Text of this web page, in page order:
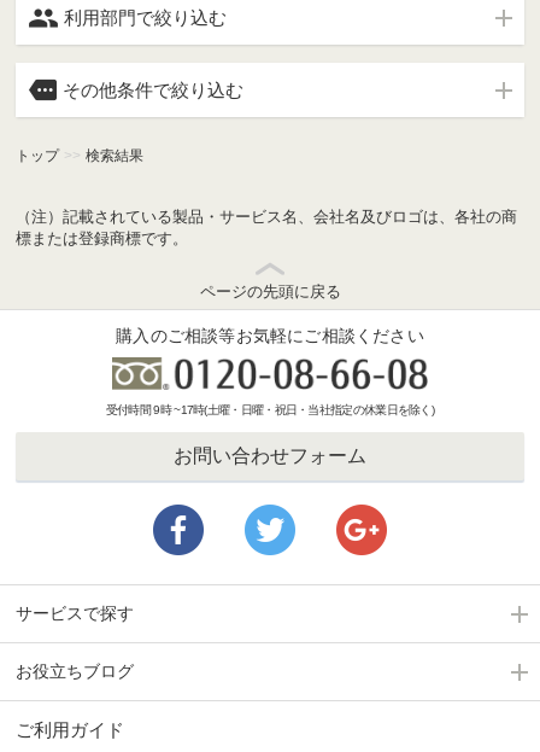
 利用部門で絞り込む
 その他条件で絞り込む
トップ >> 検索結果
（注）記載されている製品・サービス名、会社名及びロゴは、各社の商
標または登録商標です。
ページの先頭に戻る
購入のご相談等お気軽にご相談ください
受付時間 9時 ~17時(土曜・日曜・祝日・当社指定の休業日を除く)
お問い合わせフォーム
サービスで探す
お役立ちブログ
ご利用ガイド